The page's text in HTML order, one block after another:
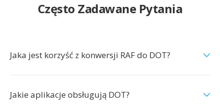
Często Zadawane Pytania
Jaka jest korzyść z konwersji RAF do DOT?
Jakie aplikacje obsługują DOT?